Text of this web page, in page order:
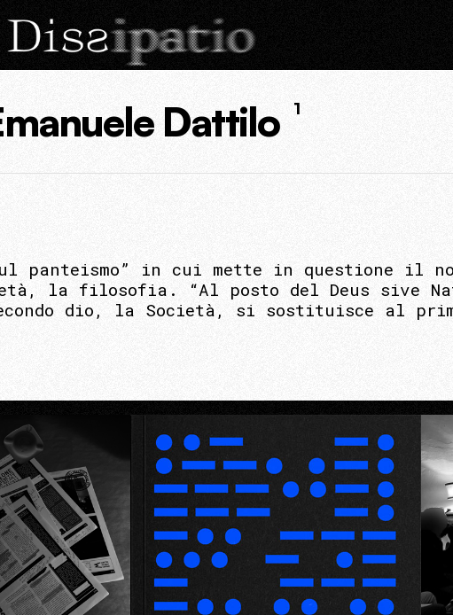
Dattilo 1
panteismo” in cui mette in questione il
la filosofia. “Al posto del Deus sive
dio, la Società, si sostituisce al